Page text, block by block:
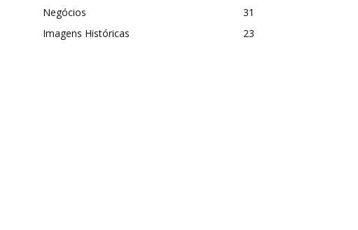
Negócios
31
Imagens Históricas
23